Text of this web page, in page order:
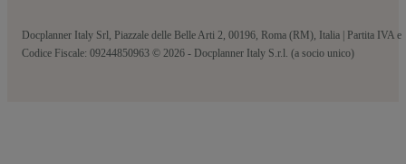
Docplanner Italy Srl, Piazzale delle Belle Arti 2, 00196, Roma (RM), Italia | Partita IVA e
Codice Fiscale: 09244850963 © 2026 - Docplanner Italy S.r.l. (a socio unico)